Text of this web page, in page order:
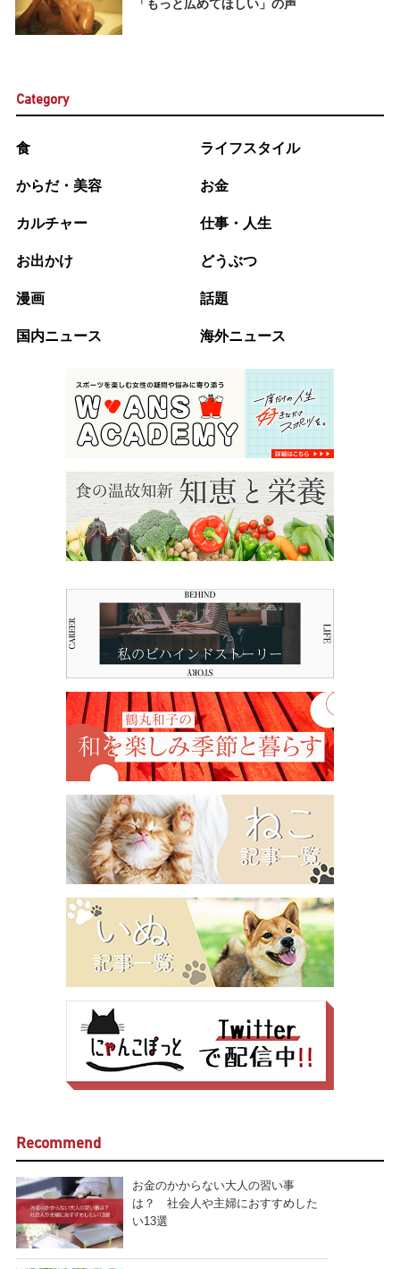
「もっと広めてほしい」の声
Category
食 ライフスタイル
からだ・美容 お金
カルチャー 仕事・人生
お出かけ どうぶつ
漫画 話題
国内ニュース 海外ニュース
Recommend
お金のかからない大人の習い事
は？ 社会人や主婦におすすめした
い13選